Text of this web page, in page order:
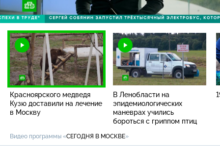
/
84.61%
Красноярского медведя
Кузю доставили на лечение
в Москву
В Ленобласти на
эпидемиологических
маневрах учились
бороться с гриппом птиц
Видео программы «СЕГОДНЯ В МОСКВЕ»